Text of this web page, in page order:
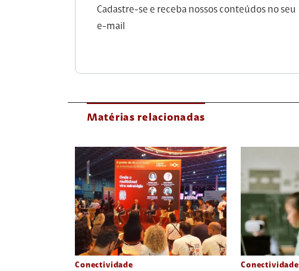
Cadastre-se e receba nossos conteúdos no seu
e-mail
Matérias relacionadas
Conectividade Conectividade